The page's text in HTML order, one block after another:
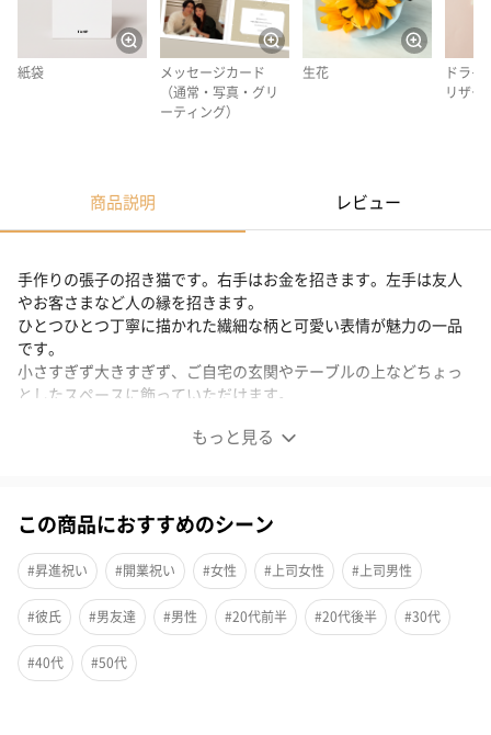
紙袋
メッセージカード
（通常・写真・グリ
ーティング）
生花
ドライ
リザー
商品説明 レビュー
もっと見る
手作りの張子の招き猫です。右手はお金を招きます。左手は友人
やお客さまなど人の縁を招きます。
ひとつひとつ丁寧に描かれた繊細な柄と可愛い表情が魅力の一品
です。
小さすぎず大きすぎず、ご自宅の玄関やテーブルの上などちょっ
としたスペースに飾っていただけます。
手作りの張子の招き猫
手作りの張子の招き猫です。右手はお金を招きます。左手は友人
やお客さまなど人の縁を招きます。
ひとつひとつ丁寧に描かれた繊細な柄と可愛い表情が魅力の一品
この商品におすすめのシーン
#昇進祝い #開業祝い #女性 #上司女性 #上司男性
#彼氏 #男友達 #男性 #20代前半 #20代後半 #30代
#40代 #50代